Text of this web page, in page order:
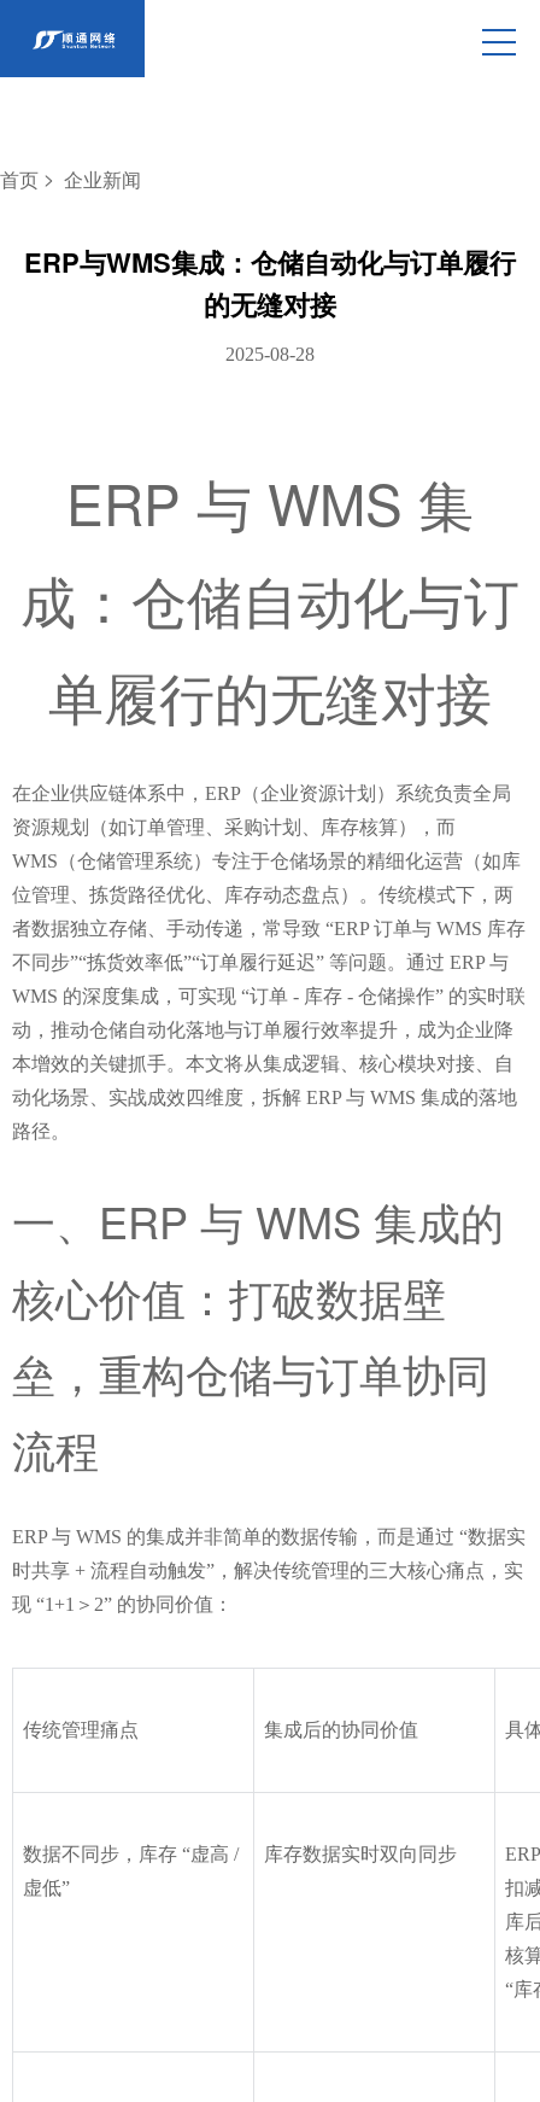
首页 > 企业新闻
ERP与WMS集成：仓储自动化与订单履行
的无缝对接
2025-08-28
ERP 与 WMS 集
成：仓储自动化与订
单履行的无缝对接
在企业供应链体系中，ERP（企业资源计划）系统负责全局
资源规划（如订单管理、采购计划、库存核算），而
WMS（仓储管理系统）专注于仓储场景的精细化运营（如库
位管理、拣货路径优化、库存动态盘点）。传统模式下，两
者数据独立存储、手动传递，常导致 “ERP 订单与 WMS 库存
不同步”“拣货效率低”“订单履行延迟” 等问题。通过 ERP 与
WMS 的深度集成，可实现 “订单 - 库存 - 仓储操作” 的实时联
动，推动仓储自动化落地与订单履行效率提升，成为企业降
本增效的关键抓手。本文将从集成逻辑、核心模块对接、自
动化场景、实战成效四维度，拆解 ERP 与 WMS 集成的落地
路径。
一、ERP 与 WMS 集成的
核心价值：打破数据壁
垒，重构仓储与订单协同
流程
ERP 与 WMS 的集成并非简单的数据传输，而是通过 “数据实
时共享 + 流程自动触发”，解决传统管理的三大核心痛点，实
现 “1+1＞2” 的协同价值：
传统管理痛点 集成后的协同价值 具
数据不同步，库存 “虚高 /
虚低”
库存数据实时双向同步
扣
库
核
“库